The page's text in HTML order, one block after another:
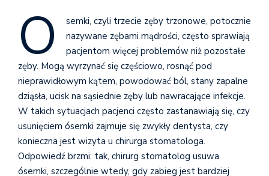
Ó
semki, czyli trzecie zęby trzonowe, potocznie
nazywane zębami mądrości, często sprawiają
pacjentom więcej problemów niż pozostałe
zęby. Mogą wyrzynać się częściowo, rosnąć pod
nieprawidłowym kątem, powodować ból, stany zapalne
dziąsła, ucisk na sąsiednie zęby lub nawracające infekcje.
W takich sytuacjach pacjenci często zastanawiają się, czy
usunięciem ósemki zajmuje się zwykły dentysta, czy
konieczna jest wizyta u chirurga stomatologa.
Odpowiedź brzmi: tak, chirurg stomatolog usuwa
ósemki, szczególnie wtedy, gdy zabieg jest bardziej